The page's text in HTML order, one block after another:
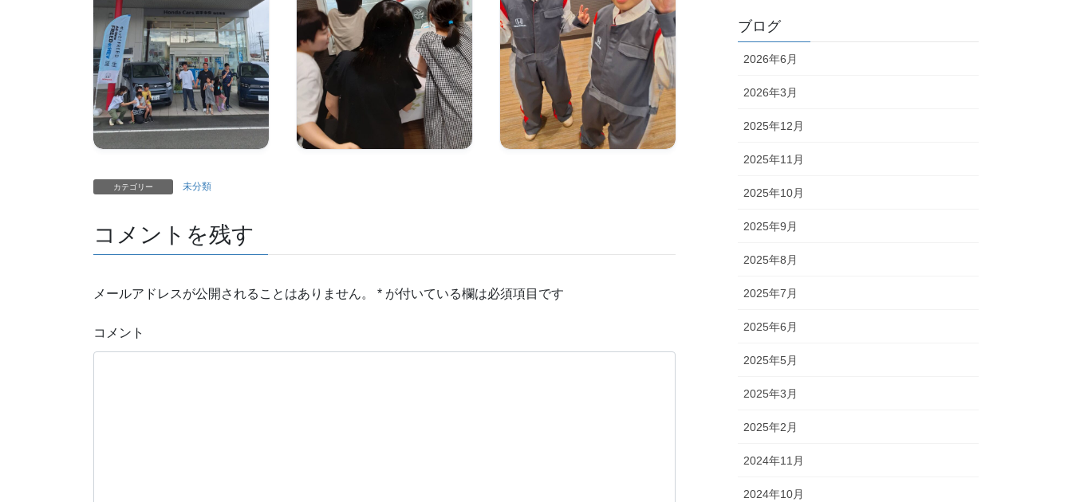
カテゴリー 未分類
コメントを残す
メールアドレスが公開されることはありません。 * が付いている欄は必須項目です
コメント
ブログ
2026年6月
2026年3月
2025年12月
2025年11月
2025年10月
2025年9月
2025年8月
2025年7月
2025年6月
2025年5月
2025年3月
2025年2月
2024年11月
2024年10月